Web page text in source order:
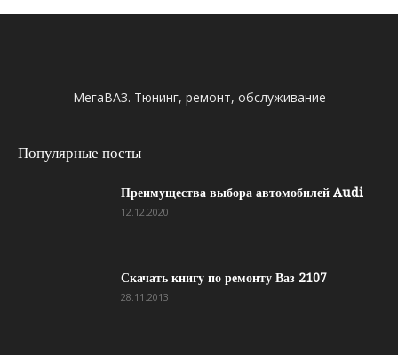
МегаВАЗ. Тюнинг, ремонт, обслуживание
Популярные посты
Преимущества выбора автомобилей Audi
12.12.2020
Скачать книгу по ремонту Ваз 2107
28.11.2013